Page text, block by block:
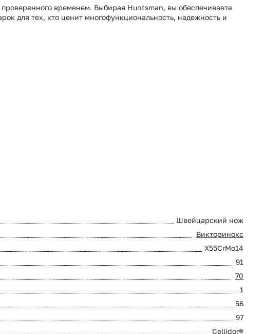
временем. Выбирая Huntsman, вы обеспечиваете
для тех, кто ценит многофункциональность, надежность и
Швейцарский нож
Викторинокс
X55CrMo14
91
70
1
56
97
Cellidor®